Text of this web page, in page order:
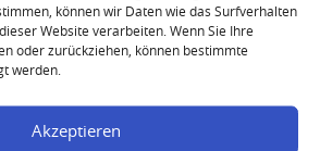
können wir Daten wie das Surfverhalten
Website verarbeiten. Wenn Sie Ihre
oder zurückziehen, können bestimmte
werden.
Akzeptieren